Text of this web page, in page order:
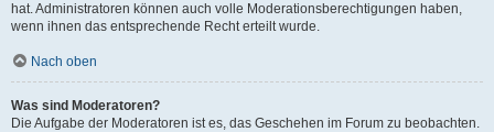
hat. Administratoren können auch volle Moderationsberechtigungen haben,
wenn ihnen das entsprechende Recht erteilt wurde.
Nach oben
Was sind Moderatoren?
Die Aufgabe der Moderatoren ist es, das Geschehen im Forum zu beobachten.